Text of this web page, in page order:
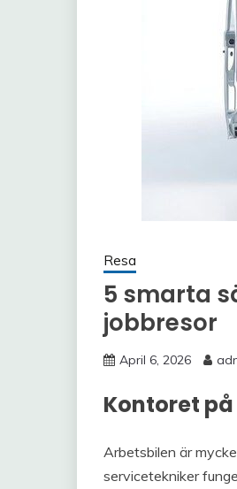
Resa
5 smarta
jobbresor
April 6, 2026
Kontoret
Arbetsbilen är
servicetekniker